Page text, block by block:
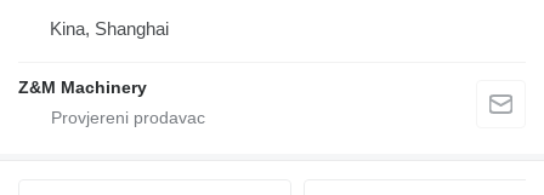
Kina, Shanghai
Z&M Machinery